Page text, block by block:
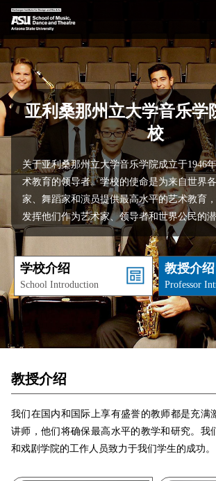
亚利桑那州立大学音乐学
校
关于亚利桑那州立大学音乐学院成立于1946
术教育的领导者。学校的使命是为来自世界
家、舞蹈家和演员提供最高水平的艺术教育
发挥他们作为艺术家、领导者和世界公民的潜
学校介绍
School Introduction
教授介绍
Professor
教授介绍
我们在国内和国际上享有盛誉的教师都是充满
讲师，他们将确保最高水平的教学和研究。我
和戏剧学院的工作人员致力于我们学生的成功。